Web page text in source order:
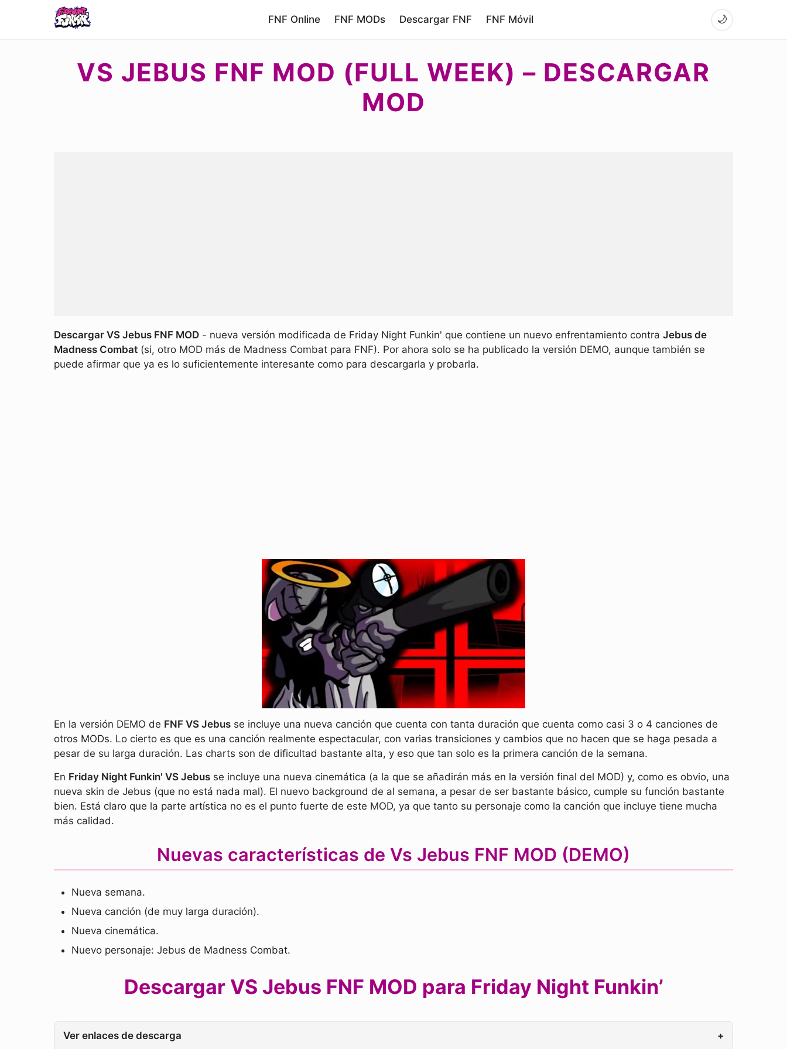
FNF Online FNF MODs Descargar FNF FNF Móvil 🌙
VS JEBUS FNF MOD (FULL WEEK) – DESCARGAR
MOD
Descargar VS Jebus FNF MOD - nueva versión modificada de Friday Night Funkin' que contiene un nuevo enfrentamiento contra Jebus de
Madness Combat (si, otro MOD más de Madness Combat para FNF). Por ahora solo se ha publicado la versión DEMO, aunque también se
puede afirmar que ya es lo suficientemente interesante como para descargarla y probarla.
En la versión DEMO de FNF VS Jebus se incluye una nueva canción que cuenta con tanta duración que cuenta como casi 3 o 4 canciones de
otros MODs. Lo cierto es que es una canción realmente espectacular, con varias transiciones y cambios que no hacen que se haga pesada a
pesar de su larga duración. Las charts son de dificultad bastante alta, y eso que tan solo es la primera canción de la semana.
En Friday Night Funkin' VS Jebus se incluye una nueva cinemática (a la que se añadirán más en la versión final del MOD) y, como es obvio, una
nueva skin de Jebus (que no está nada mal). El nuevo background de al semana, a pesar de ser bastante básico, cumple su función bastante
bien. Está claro que la parte artística no es el punto fuerte de este MOD, ya que tanto su personaje como la canción que incluye tiene mucha
más calidad.
Nuevas características de Vs Jebus FNF MOD (DEMO)
Nueva semana.
Nueva canción (de muy larga duración).
Nueva cinemática.
Nuevo personaje: Jebus de Madness Combat.
Descargar VS Jebus FNF MOD para Friday Night Funkin’
Ver enlaces de descarga +